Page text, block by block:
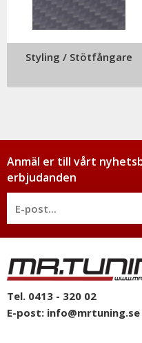
Styling / Stötfångare
Anmäl er till vårt
erbjudanden
Tel. 0413 - 320 02
E-post: info@mrtuning.se